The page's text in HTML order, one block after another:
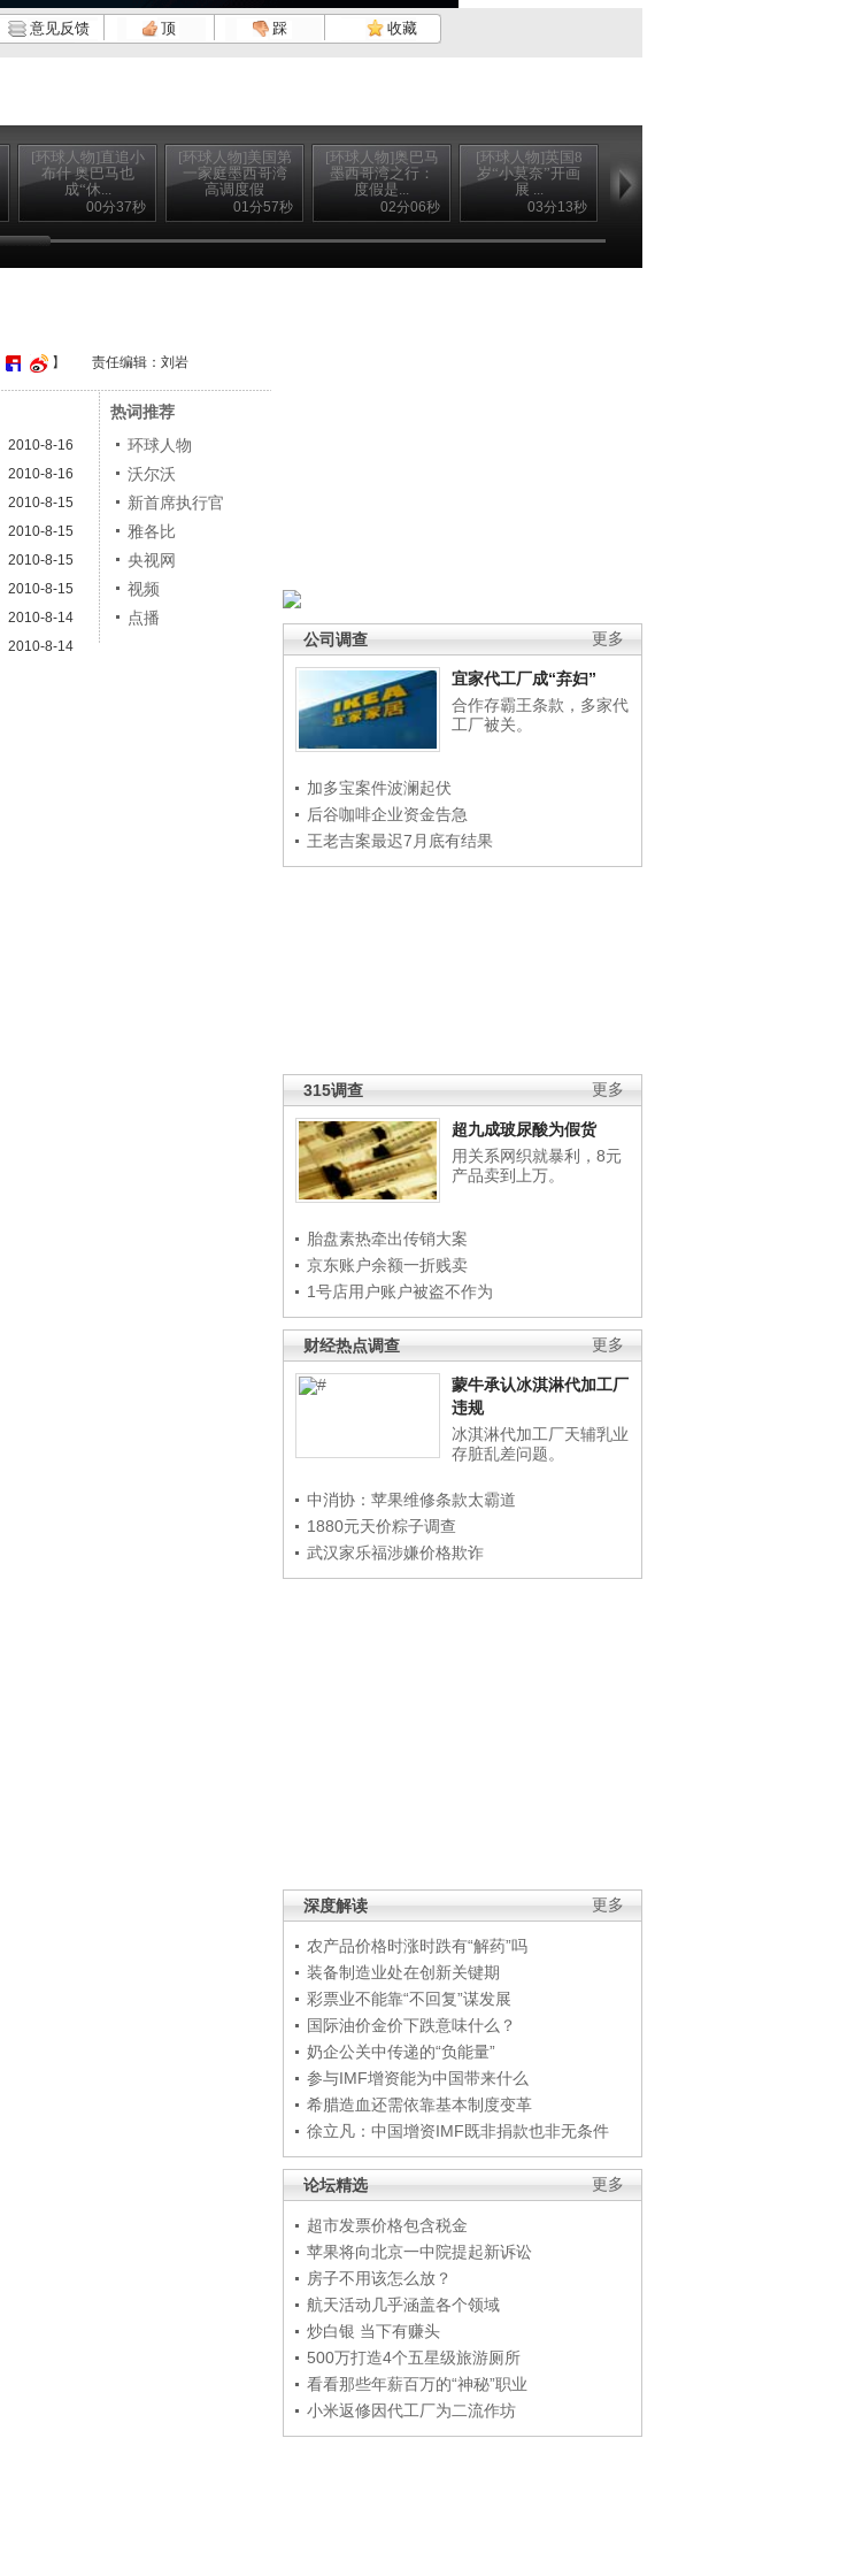
意见反馈 顶 踩 收藏
[环球人物]直追小
布什 奥巴马也
成“休...
00分37秒
[环球人物]美国第
一家庭墨西哥湾
高调度假
01分57秒
[环球人物]奥巴马
墨西哥湾之行：
度假是...
02分06秒
[环球人物]英国8
岁“小莫奈”开画
展 ...
03分13秒
亚斯明肖：亲眼
更多
公司调查
宜家代工厂成“弃妇”
合作存霸王条款，多家代
工厂被关。
加多宝案件波澜起伏
后谷咖啡企业资金告急
王老吉案最迟7月底有结果
更多
315调查
超九成玻尿酸为假货
用关系网织就暴利，8元
产品卖到上万。
胎盘素热牵出传销大案
京东账户余额一折贱卖
1号店用户账户被盗不作为
更多
财经热点调查
蒙牛承认冰淇淋代加工厂
违规
冰淇淋代加工厂天辅乳业
存脏乱差问题。
中消协：苹果维修条款太霸道
1880元天价粽子调查
武汉家乐福涉嫌价格欺诈
更多
深度解读
农产品价格时涨时跌有“解药”吗
装备制造业处在创新关键期
彩票业不能靠“不回复”谋发展
国际油价金价下跌意味什么？
奶企公关中传递的“负能量”
参与IMF增资能为中国带来什么
希腊造血还需依靠基本制度变革
徐立凡：中国增资IMF既非捐款也非无条件
更多
论坛精选
超市发票价格包含税金
苹果将向北京一中院提起新诉讼
房子不用该怎么放？
航天活动几乎涵盖各个领域
炒白银 当下有赚头
500万打造4个五星级旅游厕所
看看那些年薪百万的“神秘”职业
小米返修因代工厂为二流作坊
】 责任编辑：刘岩
2010-8-16
2010-8-16
2010-8-15
2010-8-15
2010-8-15
2010-8-15
2010-8-14
2010-8-14
热词推荐
环球人物
沃尔沃
新首席执行官
雅各比
央视网
视频
点播